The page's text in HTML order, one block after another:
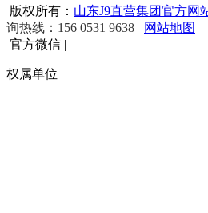
版权所有： 山东J9直营集团官方网
询热线：156 0531 9638
网站地图
官方微信 |
权属单位